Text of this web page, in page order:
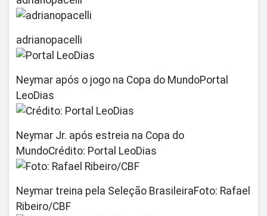
adrianopacelli
Neymar após o jogo na Copa do MundoPortal
LeoDias
Neymar Jr. após estreia na Copa do
MundoCrédito: Portal LeoDias
Neymar treina pela Seleção BrasileiraFoto: Rafael
Ribeiro/CBF